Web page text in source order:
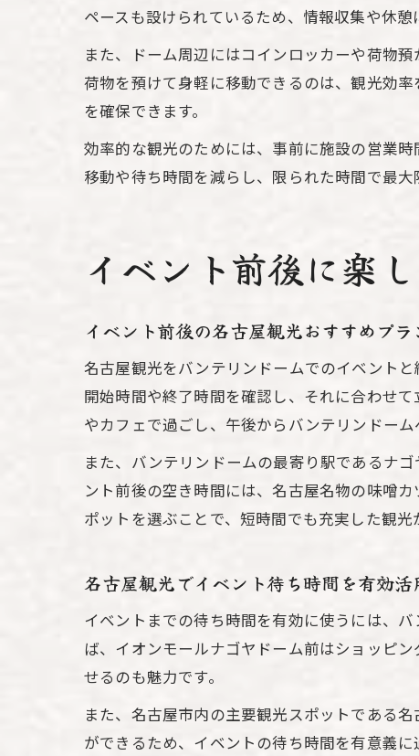
ペースも設けられているため、情報収集や休憩
また、ドーム周辺にはコインロッカーや荷物
荷物を預けて身軽に移動できるのは、観光効
を確保できます。
効率的な観光のためには、事前に施設の営業
移動や待ち時間を減らし、限られた時間で最大
イベント前後に楽
イベント前後の名古屋観光おすすめプラ
名古屋観光をバンテリンドームでのイベント
開始時間や終了時間を確認し、それに合わせ
やカフェで過ごし、午後からバンテリンドーム
また、バンテリンドームの最寄り駅であるナ
ント前後の空き時間には、名古屋名物の味噌
ポットを選ぶことで、短時間でも充実した観光
名古屋観光でイベント待ち時間を有効活
イベントまでの待ち時間を有効に使うには、
ば、イオンモールナゴヤドーム前はショッピ
せるのも魅力です。
また、名古屋市内の主要観光スポットである
ができるため、イベントの待ち時間を有意義